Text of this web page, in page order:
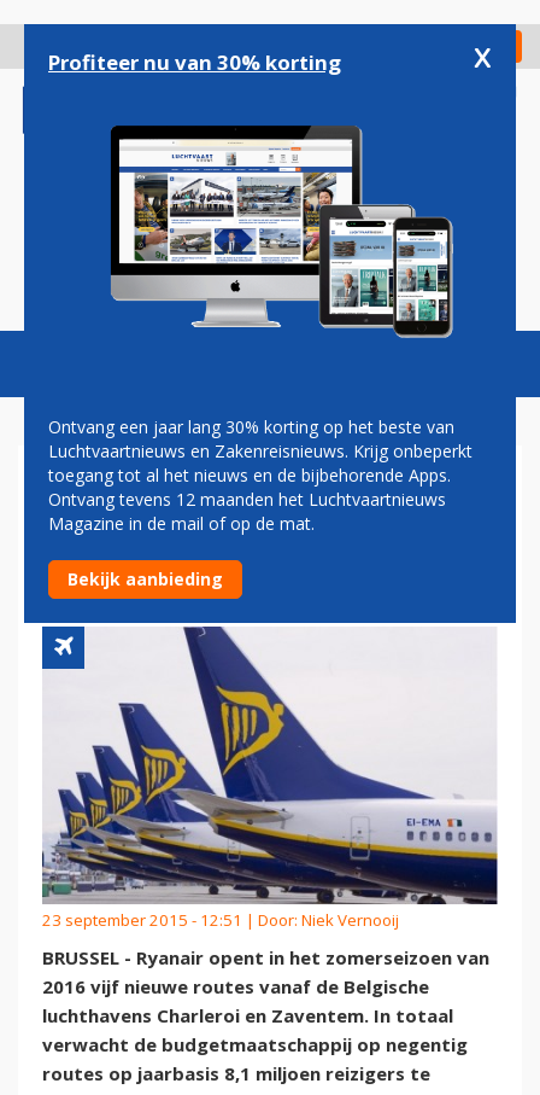
gaan
Check in
Magazine Podcasts Vacatures
RYANAIR: GROEI NAAR RUIM
ACHT MILJOEN PASSAGIERS
IN BELGIË
23 september 2015 - 12:51 | Door: Niek Vernooij
BRUSSEL - Ryanair opent in het zomerseizoen van
2016 vijf nieuwe routes vanaf de Belgische
luchthavens Charleroi en Zaventem. In totaal
verwacht de budgetmaatschappij op negentig
routes op jaarbasis 8,1 miljoen reizigers te
Profiteer nu van 30% korting x
Ontvang een jaar lang 30% korting op het beste van
Luchtvaartnieuws en Zakenreisnieuws. Krijg onbeperkt
toegang tot al het nieuws en de bijbehorende Apps.
Ontvang tevens 12 maanden het Luchtvaartnieuws
Magazine in de mail of op de mat.
Bekijk aanbieding